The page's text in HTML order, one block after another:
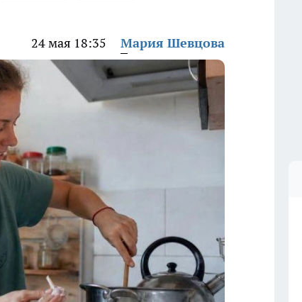
24 мая 18:35 Мария Шевцова